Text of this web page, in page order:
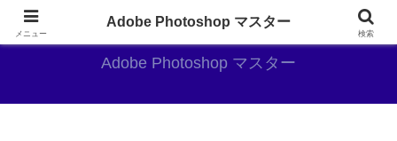
AdobePhotoshopがやっぱり最強
Adobe Photoshop マスター
メニュー
Adobe Photoshop マスター
検索